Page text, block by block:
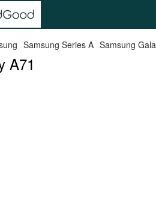
Samsung Series A Samsung
A71